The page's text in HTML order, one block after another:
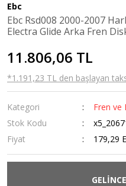
Ebc
Ebc Rsd008 2000-2007
Electra Glide Arka Fren
11.806,06 TL
*1.191,23 TL den başlayan
Kategori
Fren ve
Stok Kodu
Fiyat
179,29